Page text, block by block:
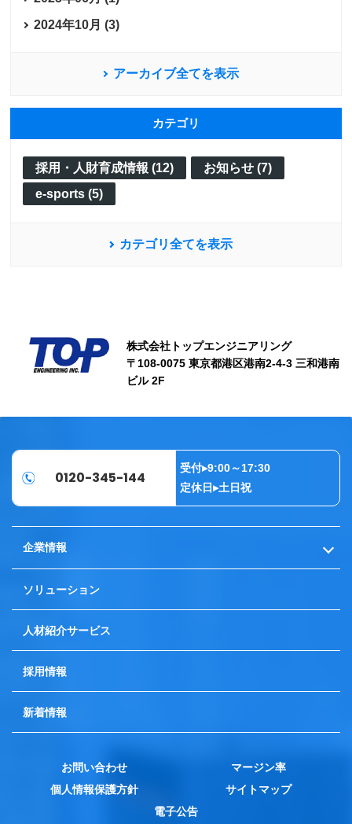
2024年10月 (3)
アーカイブ全てを表示
カテゴリ
採用・人財育成情報 (12)
お知らせ (7)
e-sports (5)
カテゴリ全てを表示
株式会社トップエンジニアリング
〒108-0075 東京都港区港南2-4-3 三和港南
ビル 2F
0120-345-144
受付▸9:00～17:30
定休日▸土日祝
企業情報
代表挨拶
会社概要
ソリューション
人材紹介サービス
採用情報
新着情報
お問い合わせ
マージン率
個人情報保護方針
サイトマップ
電子公告